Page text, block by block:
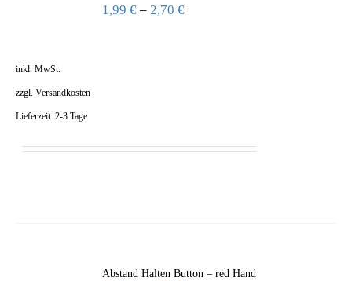
1,99€ –2,70€
inkl. MwSt.
zzgl. Versandkosten
Lieferzeit: 2-3 Tage
Abstand Halten Button – red Hand